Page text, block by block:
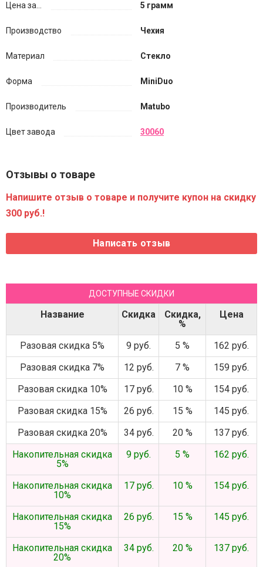
Цена за... 5 грамм
Производство Чехия
Материал Стекло
Форма MiniDuo
Производитель Matubo
Цвет завода 30060
Отзывы о товаре
Напишите отзыв о товаре и получите купон на скидку
300 руб.!
ДОСТУПНЫЕ СКИДКИ
Название Скидка
Скидка,
%
Цена
Разовая скидка 5% 9 руб. 5 %
162 руб.
Разовая скидка 7%
12 руб. 7 %
159 руб.
Разовая скидка 10%
17 руб. 10 %
154 руб.
Разовая скидка 15%
26 руб. 15 %
145 руб.
Разовая скидка 20%
34 руб. 20 %
137 руб.
Накопительная скидка
5%
9 руб. 5 % 162 руб.
Накопительная скидка
10%
17 руб. 10 % 154 руб.
Накопительная скидка
15%
26 руб. 15 % 145 руб.
Накопительная скидка
20%
34 руб. 20 % 137 руб.